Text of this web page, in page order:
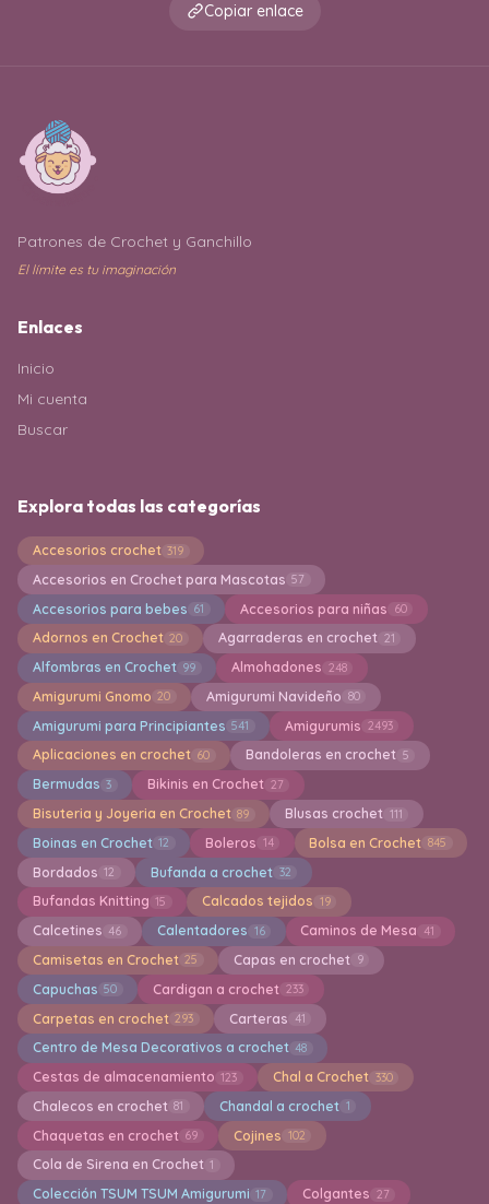
Copiar enlace
Patrones de Crochet y Ganchillo
El límite es tu imaginación
Enlaces
Inicio
Mi cuenta
Buscar
Explora todas las categorías
Accesorios crochet 319
Accesorios en Crochet para Mascotas 57
Accesorios para bebes 61 Accesorios para niñas 60
Adornos en Crochet 20 Agarraderas en crochet 21
Alfombras en Crochet 99 Almohadones 248
Amigurumi Gnomo 20 Amigurumi Navideño 80
Amigurumi para Principiantes 541 Amigurumis 2493
Aplicaciones en crochet 60 Bandoleras en crochet 5
Bermudas 3 Bikinis en Crochet 27
Bisuteria y Joyeria en Crochet 89 Blusas crochet 111
Boinas en Crochet 12 Boleros 14 Bolsa en Crochet 845
Bordados 12 Bufanda a crochet 32
Bufandas Knitting 15 Calcados tejidos 19
Calcetines 46 Calentadores 16 Caminos de Mesa 41
Camisetas en Crochet 25 Capas en crochet 9
Capuchas 50 Cardigan a crochet 233
Carpetas en crochet 293 Carteras 41
Centro de Mesa Decorativos a crochet 48
Cestas de almacenamiento 123 Chal a Crochet 330
Chalecos en crochet 81 Chandal a crochet 1
Chaquetas en crochet 69 Cojines 102
Cola de Sirena en Crochet 1
Colección TSUM TSUM Amigurumi 17 Colgantes 27